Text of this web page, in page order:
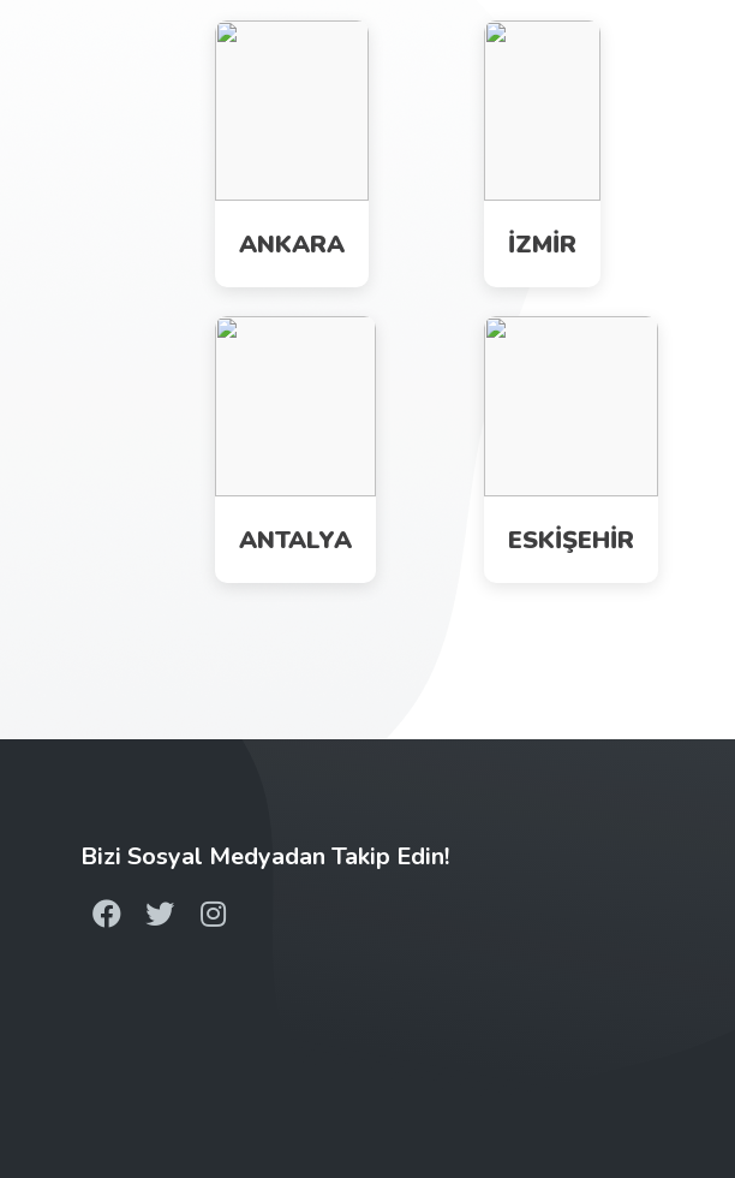
ANKARA İZMİR
ANTALYA ESKİŞEHİR
Bizi Sosyal Medyadan Takip Edin!